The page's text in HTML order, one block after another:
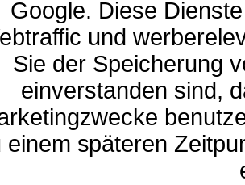
Google. Diese
und
Sie der Speicherung
einverstanden sind,
einem späteren